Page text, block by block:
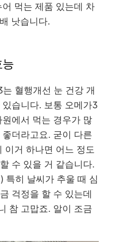
먹는 제품 있는데 차
낫습니다.
능
혈행개선 눈 건강 개
습니다. 보통 오메가3
에서 먹는 경우가 많
더라고요. 굳이 다른
이거 하나면 어느 정도
수 있을 거 같습니다.
특히 날씨가 추울 때 심
걱정을 할 수 있는데
참 고맙죠. 알이 조금